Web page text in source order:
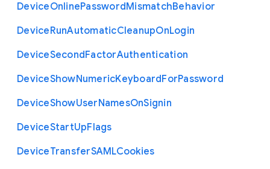
DeviceOnlinePasswordMismatchBehavior
DeviceRunAutomaticCleanupOnLogin
DeviceSecondFactorAuthentication
DeviceShowNumericKeyboardForPassword
DeviceShowUserNamesOnSignin
DeviceStartUpFlags
DeviceTransferSAMLCookies